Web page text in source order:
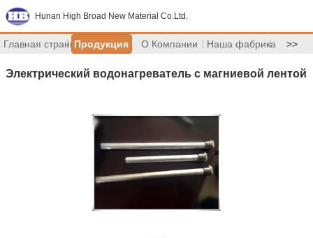
Hunan High Broad New Material Co.Ltd.
Главная страницаПродукция О Компании Наша фабрика >>
Электрический водонагреватель с магниевой лентой